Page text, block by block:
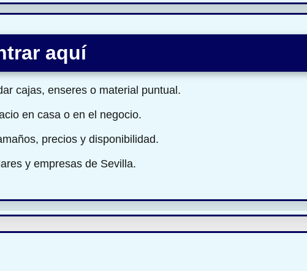
aquí
cajas, enseres o material puntual.
en casa o en el negocio.
precios y disponibilidad.
y empresas de Sevilla.